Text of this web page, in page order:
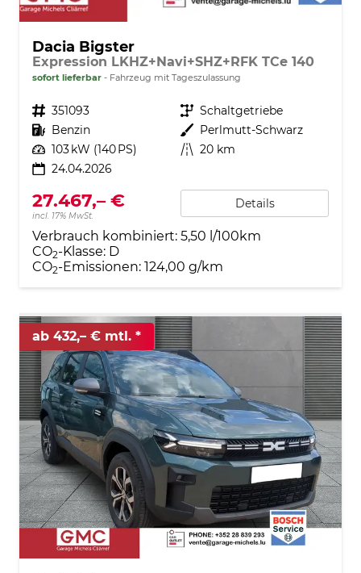
Dacia Bigster
Expression LKHZ+Navi+SHZ+RFK TCe 140
sofort lieferbar Fahrzeug mit Tageszulassung
Fahrzeugnr. 351093 Getriebe Schaltgetriebe
Kraftstoff Benzin Außenfarbe Perlmutt-Schwarz
Leistung 103 kW (140 PS) Kilometerstand 20 km
24.04.2026
27.467,– €
incl. 17% MwSt.
Details
Verbrauch kombiniert: 5,50 l/100km
CO2-Klasse: D
CO2-Emissionen: 124,00 g/km
ab 432,– € mtl.